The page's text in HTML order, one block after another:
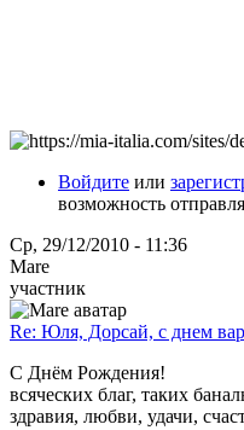
Войдите или
возможность
Ср, 29/12/2010 - 11:36
Mare
участник
Re: Юля, Дорсай, с днем
С Днём Рождения!
всяческих благ, таких
здравия, любви, удачи,